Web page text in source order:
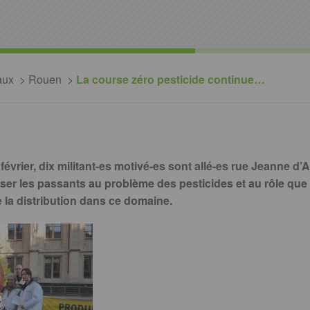
Rouen La course zéro pesticide continue…
dix militant-es motivé-es sont allé-es rue Jeanne
les passants au problème des pesticides et au rôle
distribution dans ce domaine.